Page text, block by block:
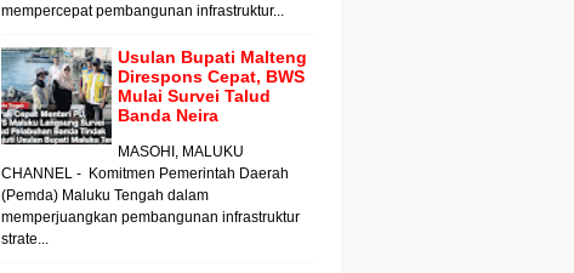
mempercepat pembangunan infrastruktur...
Usulan Bupati Malteng
Direspons Cepat, BWS
Mulai Survei Talud
Banda Neira
MASOHI, MALUKU
CHANNEL - Komitmen Pemerintah Daerah
(Pemda) Maluku Tengah dalam
memperjuangkan pembangunan infrastruktur
strate...